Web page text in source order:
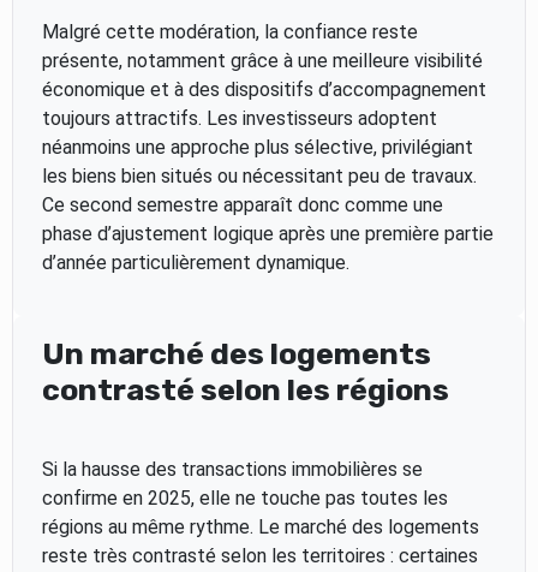
Malgré cette modération, la confiance reste
présente, notamment grâce à une meilleure visibilité
économique et à des dispositifs d’accompagnement
toujours attractifs. Les investisseurs adoptent
néanmoins une approche plus sélective, privilégiant
les biens bien situés ou nécessitant peu de travaux.
Ce second semestre apparaît donc comme une
phase d’ajustement logique après une première partie
d’année particulièrement dynamique.
Un marché des logements
contrasté selon les régions
Si la hausse des transactions immobilières se
confirme en 2025, elle ne touche pas toutes les
régions au même rythme. Le marché des logements
reste très contrasté selon les territoires : certaines